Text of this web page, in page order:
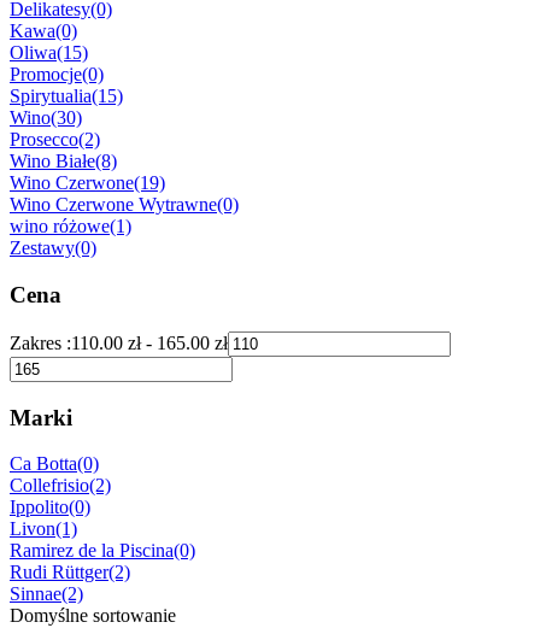
Delikatesy(0)
Kawa(0)
Oliwa(15)
Promocje(0)
Spirytualia(15)
Wino(30)
Prosecco(2)
Wino Białe(8)
Wino Czerwone(19)
Wino Czerwone Wytrawne(0)
wino różowe(1)
Zestawy(0)
Cena
Zakres :110.00 zł- 165.00 zł
Marki
Ca Botta(0)
Collefrisio(2)
Ippolito(0)
Livon(1)
Ramirez de la Piscina(0)
Rudi Rüttger(2)
Sinnae(2)
Domyślne sortowanie